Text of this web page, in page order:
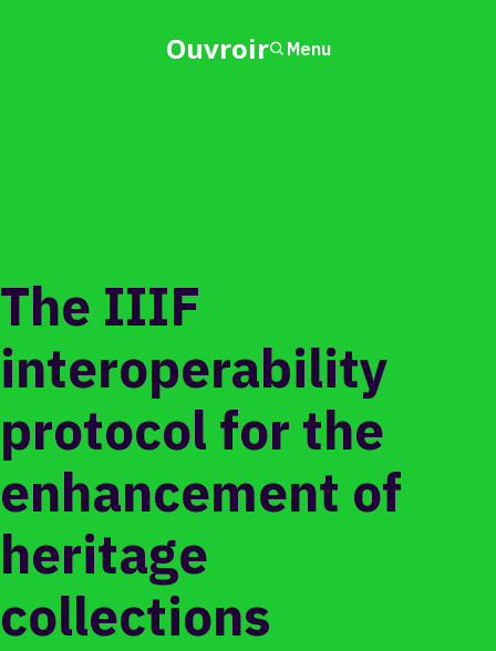
Ouvroir Menu
The IIIF
interoperability
protocol for the
enhancement of
heritage
collections